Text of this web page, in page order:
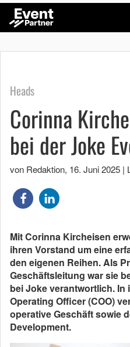
Heads
Corinna
bei der Joke
von Redaktion, 16. Juni 2025 |
Mit Corinna Kircheisen
ihren Vorstand um eine
den eigenen Reihen. Als
Geschäftsleitung war sie
bei Joke verantwortlich. In
Operating Officer (COO)
operative Geschäft sowie
Development.